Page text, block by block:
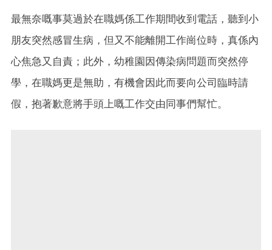
最無奈嘅事莫過於在職媽係工作期間收到電話，聽到小
朋友突然感冒生病，但又不能離開工作崗位時，真係內
心焦急又自責；此外，幼稚園因傳染病問題而突然停
學，在職媽更是無助，有機會因此而要向公司臨時請
假，抱著歉意將手頭上嘅工作交由同事們幫忙。